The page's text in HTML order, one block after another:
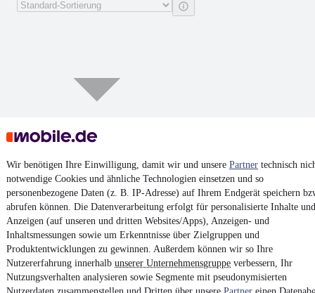
Wir benötigen Ihre Einwilligung, damit wir und unsere Partner technisch
notwendige Cookies und ähnliche Technologien einsetzen und so
personenbezogene Daten (z. B. IP-Adresse) auf Ihrem Endgerät speichern
abrufen können. Die Datenverarbeitung erfolgt für personalisierte Inhalte und
Anzeigen (auf unseren und dritten Websites/Apps), Anzeigen- und
Inhaltsmessungen sowie um Erkenntnisse über Zielgruppen und
Produktentwicklungen zu gewinnen. Außerdem können wir so Ihre
Nutzererfahrung innerhalb unserer Unternehmensgruppe verbessern, Ihr
Nutzungsverhalten analysieren sowie Segmente mit pseudonymisierten
Keine Inserate gefunden
¹MwSt. ausweisbar